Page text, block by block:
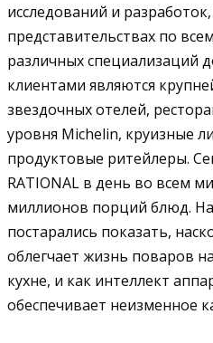
исследований и
представительствах по
различных специализаций
клиентами являются
звездочных отелей,
уровня Michelin, круизные
продуктовые ритейлеры.
RATIONAL в день во всем
миллионов порций блюд.
постарались показать,
облегчает жизнь поваров
кухне, и как интеллект
обеспечивает неизменное